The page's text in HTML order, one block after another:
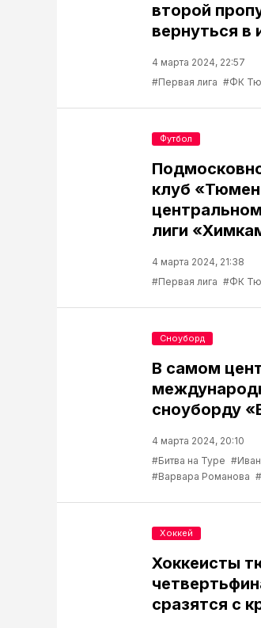
второй
вернуться в
4 марта 2024, 22:57
#Первая лига #ФК
клуб
лиги
4 марта 2024, 21:38
#Первая лига #ФК
Футбол
В самом
сноуборду
4 марта 2024, 20:10
#Битва на Туре
#Варвара Романова
Сноуборд
Хоккеисты
сразятся с
Хоккей